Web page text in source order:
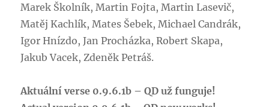
Marek Školník, Martin Fojta, Martin Lasevič,
Matěj Kachlík, Mates Šebek, Michael Candrák,
Igor Hnízdo, Jan Procházka, Robert Skapa,
Jakub Vacek, Zdeněk Petráš.
Aktuální verse 0.9.6.1b – QD už funguje!